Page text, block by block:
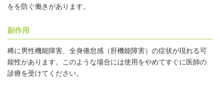
をを防ぐ働きがあります。
副作用
稀に男性機能障害、全身倦怠感（肝機能障害）の症状が現れる可
能性があります。このような場合には使用をやめてすぐに医師の
診療を受けてください。